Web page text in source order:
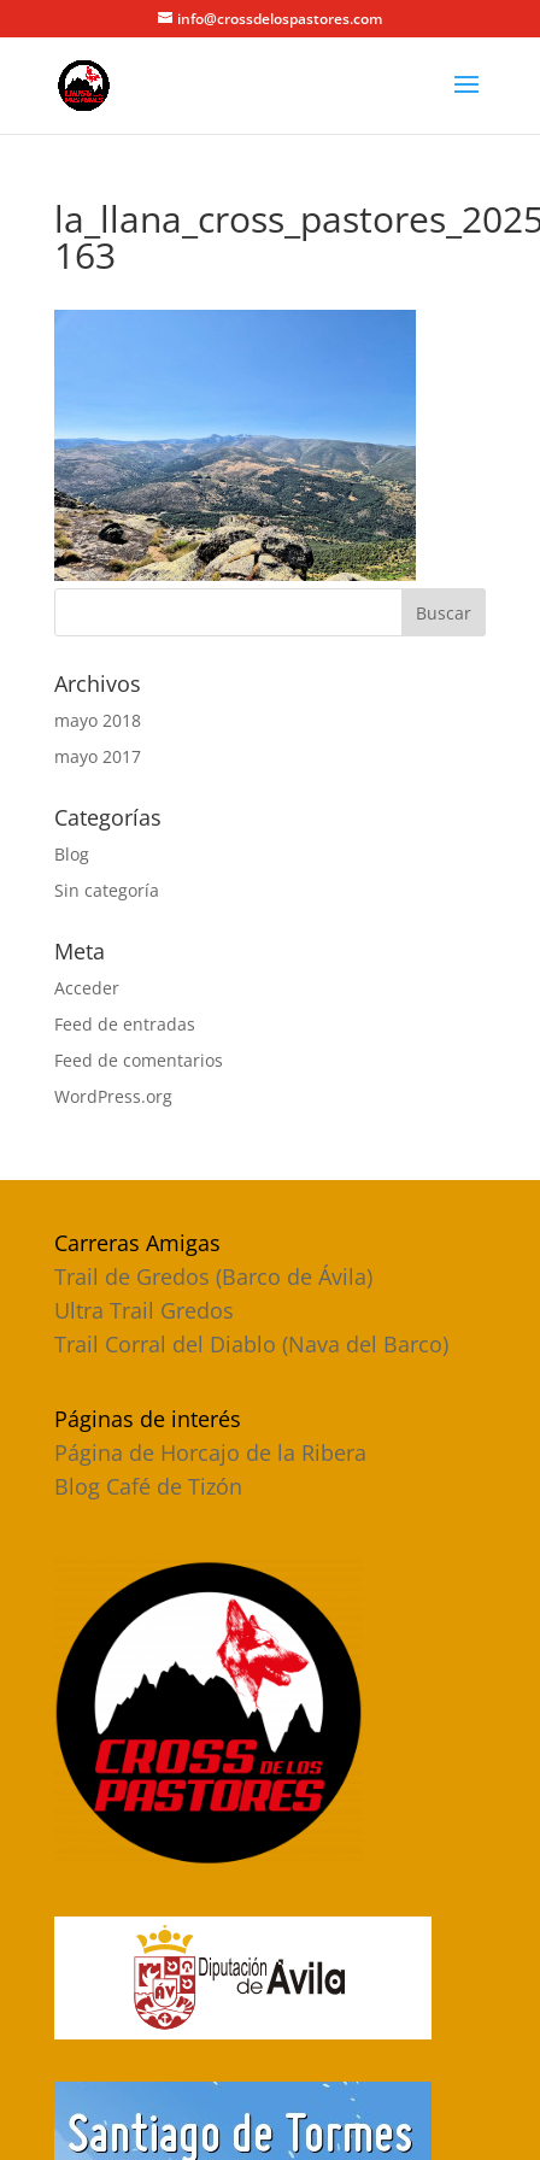
info@crossdelospastores.com
163
Archivos
mayo 2018
mayo 2017
Categorías
Blog
Sin categoría
Meta
Acceder
Feed de entradas
Feed de comentarios
WordPress.org
Carreras Amigas
Trail de Gredos (Barco de Ávila)
Ultra Trail Gredos
Trail Corral del Diablo (Nava del Barco)
Páginas de interés
Página de Horcajo de la Ribera
Blog Café de Tizón